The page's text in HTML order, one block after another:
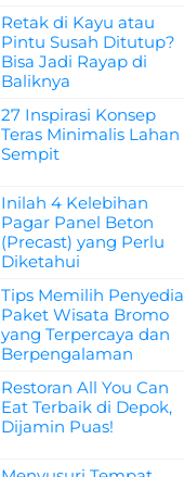
Retak di Kayu atau
Pintu Susah Ditutup?
Bisa Jadi Rayap di
Baliknya
27 Inspirasi Konsep
Teras Minimalis Lahan
Sempit
Inilah 4 Kelebihan
Pagar Panel Beton
(Precast) yang Perlu
Diketahui
Tips Memilih Penyedia
Paket Wisata Bromo
yang Terpercaya dan
Berpengalaman
Restoran All You Can
Eat Terbaik di Depok,
Dijamin Puas!